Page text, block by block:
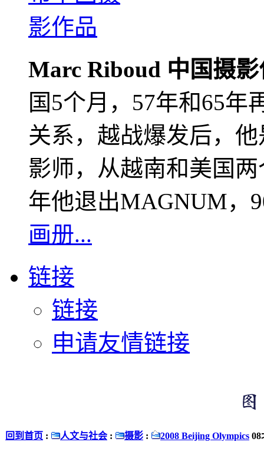
Marc Riboud 中国摄
国5个月，57年和65年
关系，越战爆发后，
影师，从越南和美国
年他退出MAGNUM，
画册...
链接
链接
申请友情链接
回到首页 : 人文与社会 : 摄影 : 2008 Beijing Olympics 08